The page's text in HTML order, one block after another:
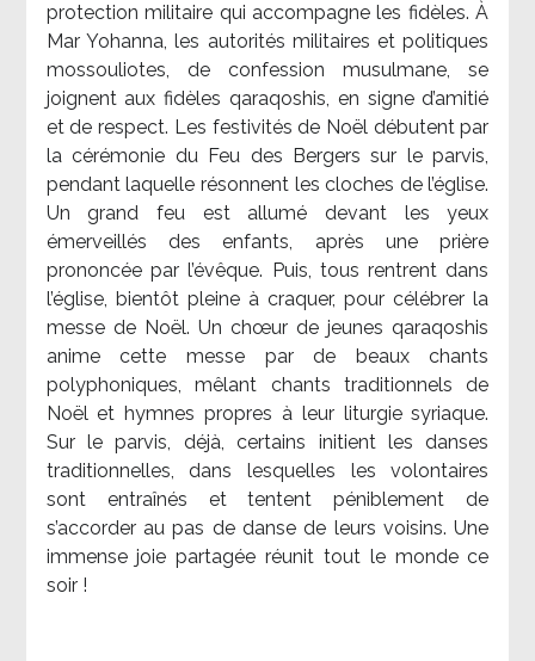
protection militaire qui accompagne les fidèles. À
Mar Yohanna, les autorités militaires et politiques
mossouliotes, de confession musulmane, se
joignent aux fidèles qaraqoshis, en signe d’amitié
et de respect. Les festivités de Noël débutent par
la cérémonie du Feu des Bergers sur le parvis,
pendant laquelle résonnent les cloches de l’église.
Un grand feu est allumé devant les yeux
émerveillés des enfants, après une prière
prononcée par l’évêque. Puis, tous rentrent dans
l’église, bientôt pleine à craquer, pour célébrer la
messe de Noël. Un chœur de jeunes qaraqoshis
anime cette messe par de beaux chants
polyphoniques, mêlant chants traditionnels de
Noël et hymnes propres à leur liturgie syriaque.
Sur le parvis, déjà, certains initient les danses
traditionnelles, dans lesquelles les volontaires
sont entraînés et tentent péniblement de
s’accorder au pas de danse de leurs voisins. Une
immense joie partagée réunit tout le monde ce
soir !